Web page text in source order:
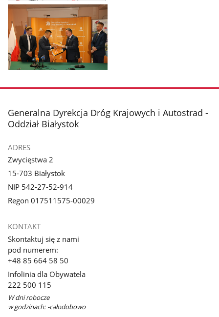
Pokaż
zdjęcie
1
z
galerii.
zdjęcie
galerii.
stopka
Generalna Dyrekcja Dróg Krajowych i Autostrad -
Oddział Białystok
ADRES
Zwycięstwa 2
15-703 Białystok
NIP 542-27-52-914
Regon 017511575-00029
KONTAKT
Skontaktuj się z nami
pod numerem:
+48 85 664 58 50
Infolinia dla Obywatela
222 500 115
W dni robocze
w godzinach: -całodobowo